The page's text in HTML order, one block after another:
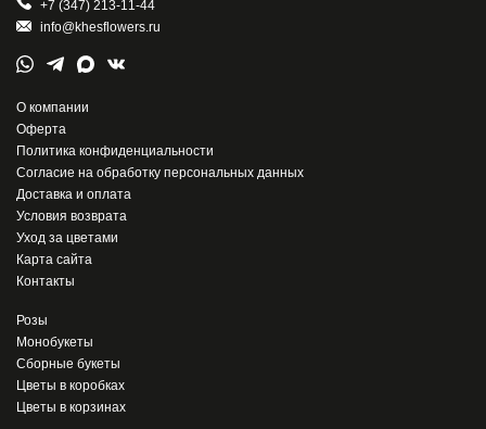
+7 (347) 213-11-44
info@khesflowers.ru
О компании
Оферта
Политика конфиденциальности
Согласие на обработку персональных данных
Доставка и оплата
Условия возврата
Уход за цветами
Карта сайта
Контакты
Розы
Монобукеты
Сборные букеты
Цветы в коробках
Цветы в корзинах